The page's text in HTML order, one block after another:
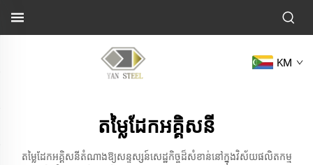
KM
តម្លៃដែកអគ្គិសនី
តម្លៃដែកអគ្គិសនីតំណាងឱ្យសន្ទស្សន៍សេដ្ឋកិច្ចដ៏សំខាន់នៅក្នុងវិស័យផលិតកម្ម